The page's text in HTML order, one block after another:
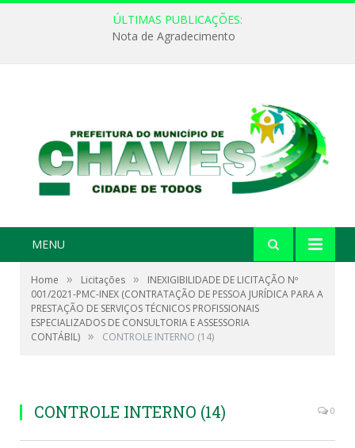
ÚLTIMAS PUBLICAÇÕES:
Nota de Agradecimento
MENU
Home » Licitações »
INEXIGIBILIDADE DE LICITAÇÃO Nº
001/2021-PMC-INEX (CONTRATAÇÃO DE PESSOA JURÍDICA PARA A
PRESTAÇÃO DE SERVIÇOS TÉCNICOS PROFISSIONAIS
ESPECIALIZADOS DE CONSULTORIA E ASSESSORIA
CONTÁBIL) » CONTROLE INTERNO (14)
CONTROLE INTERNO (14) 0